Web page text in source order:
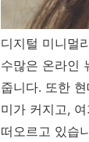
디지털 미니멀
수많은 온라인
줍니다. 또한
미가 커지고,
떠오르고 있습